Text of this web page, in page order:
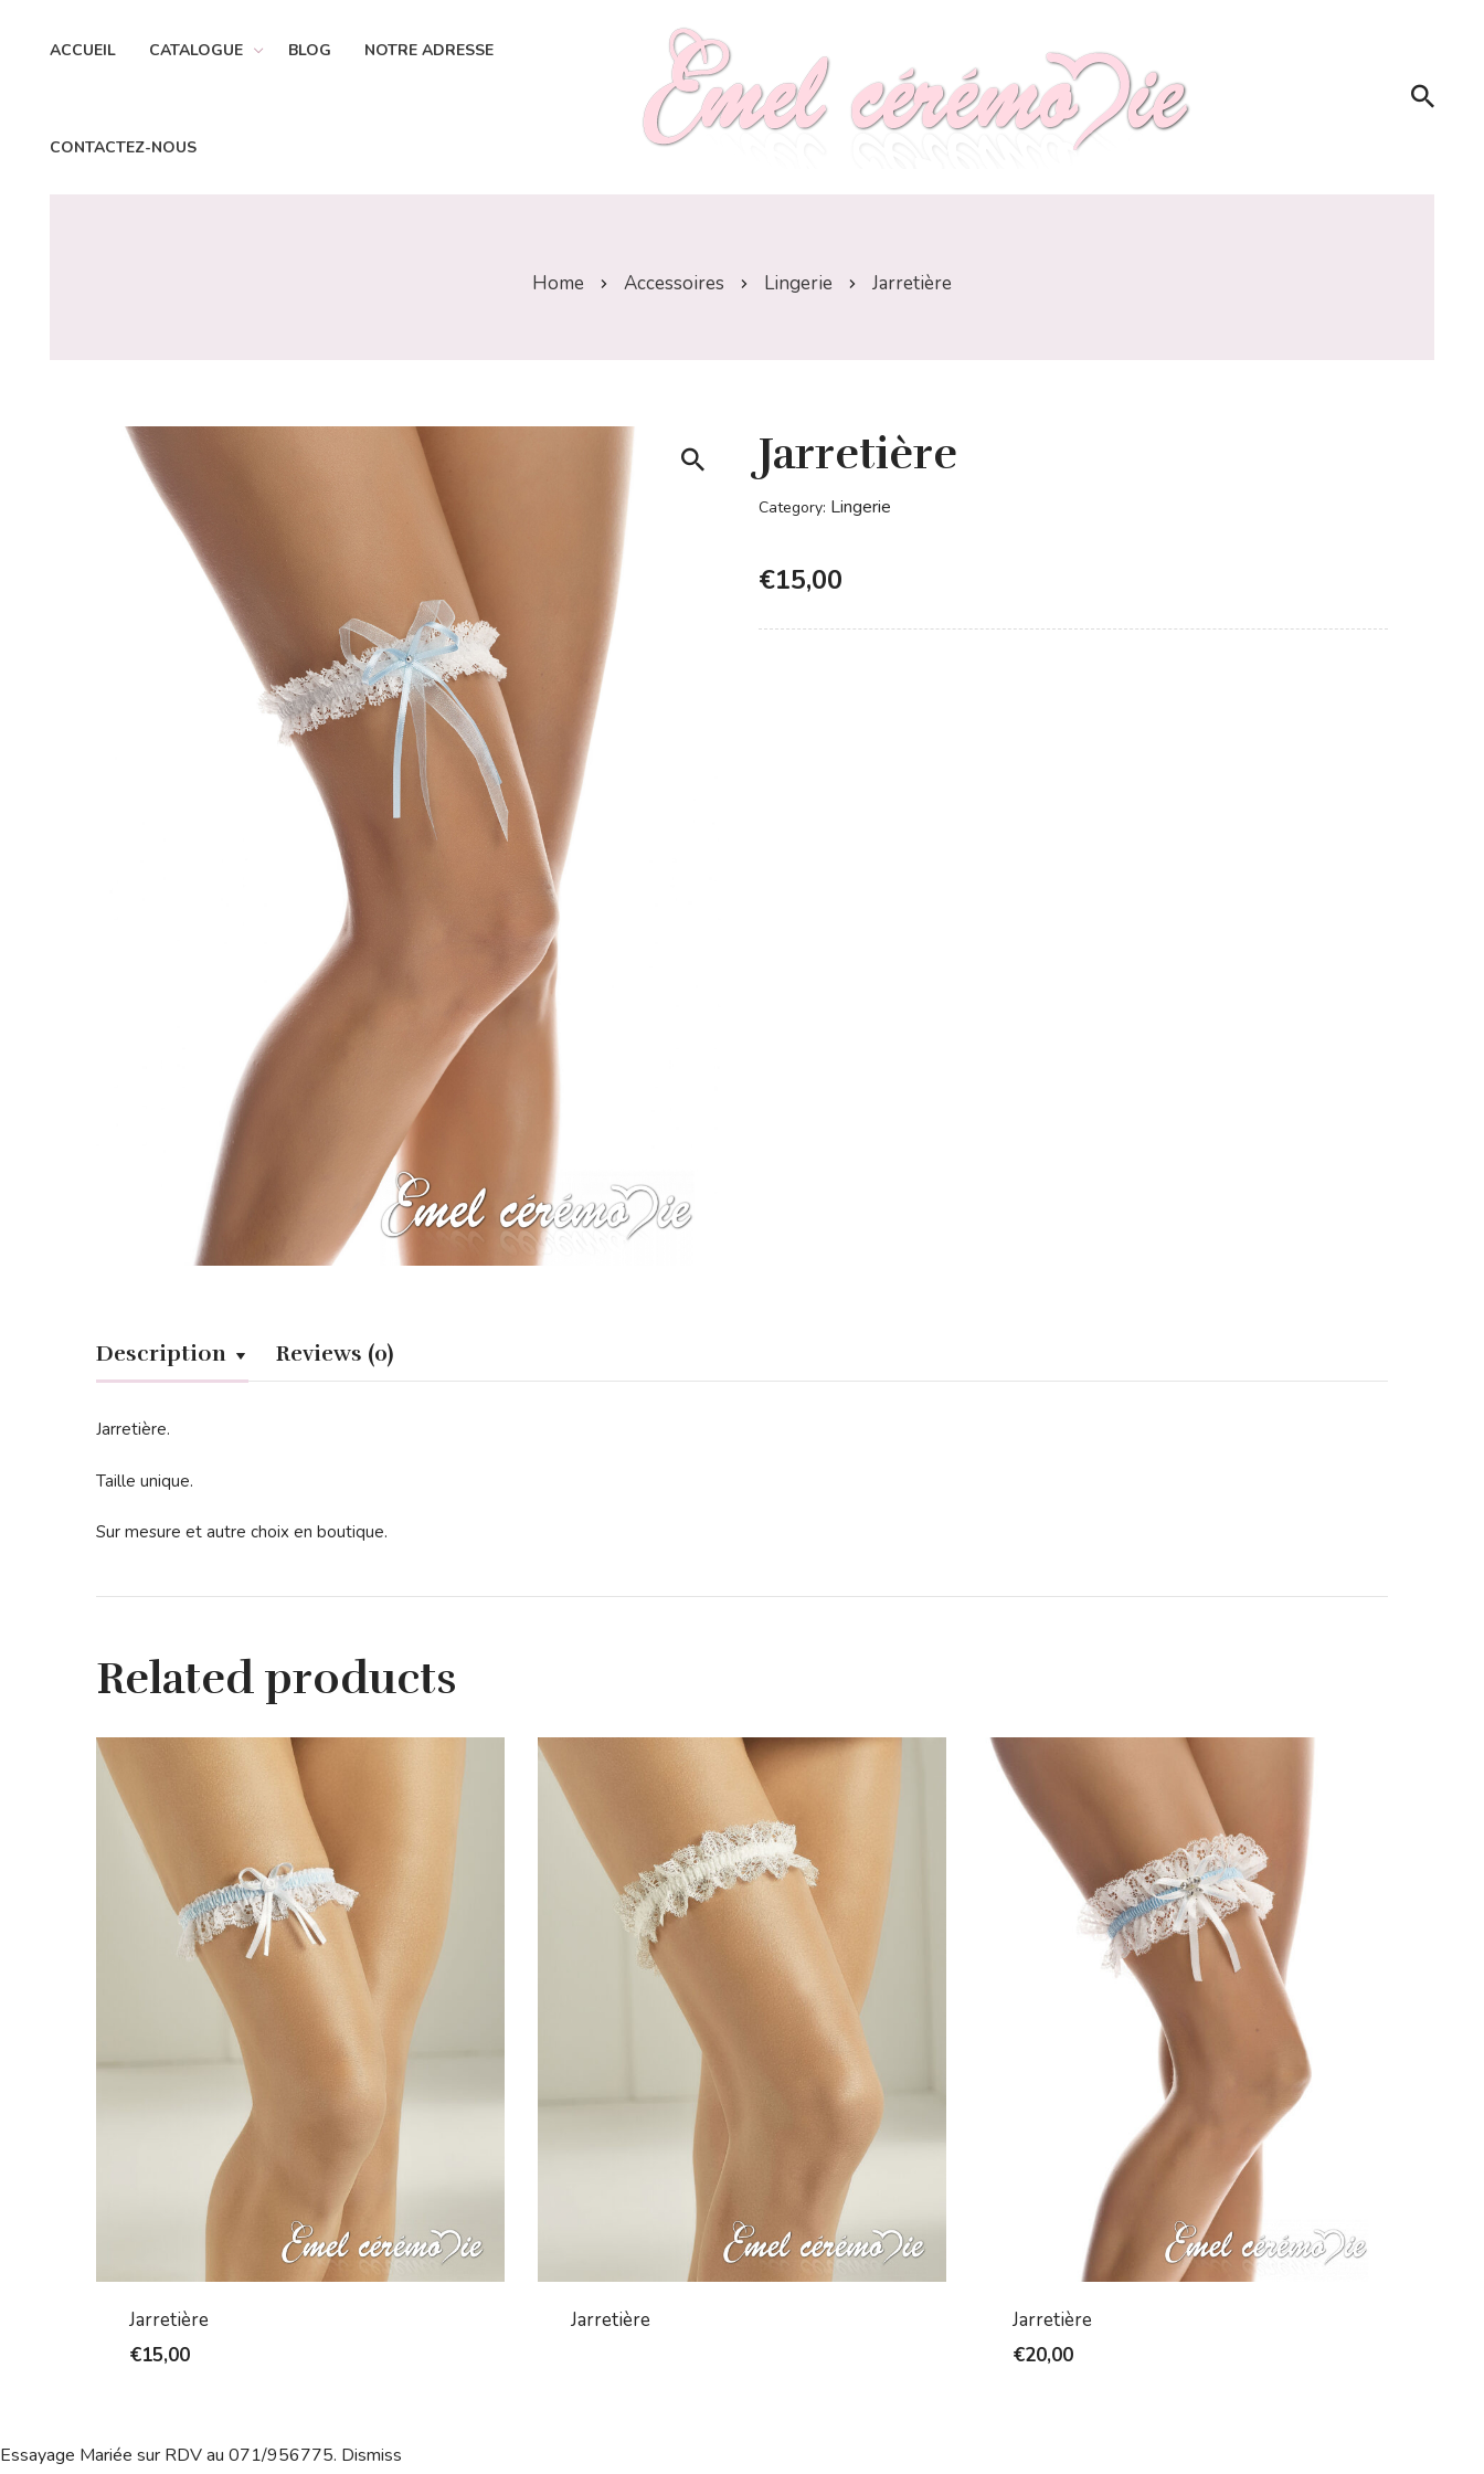
ACCUEIL CATALOGUE BLOG NOTRE ADRESSE
CONTACTEZ-NOUS
Home Accessoires Lingerie Jarretière
Jarretière
€15,00
Category: Lingerie
Description Reviews (0)
Jarretière.
Taille unique.
Sur mesure et autre choix en boutique.
Related products
Jarretière
€15,00
Jarretière
Jarretière
€20,00
Essayage Mariée sur RDV au 071/956775. Dismiss